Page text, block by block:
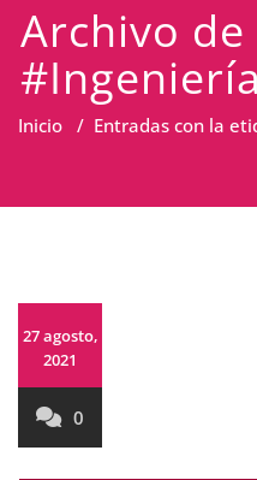
Archivo
#Ingeniería
Inicio / Entradas con la
27 agosto,
2021
0